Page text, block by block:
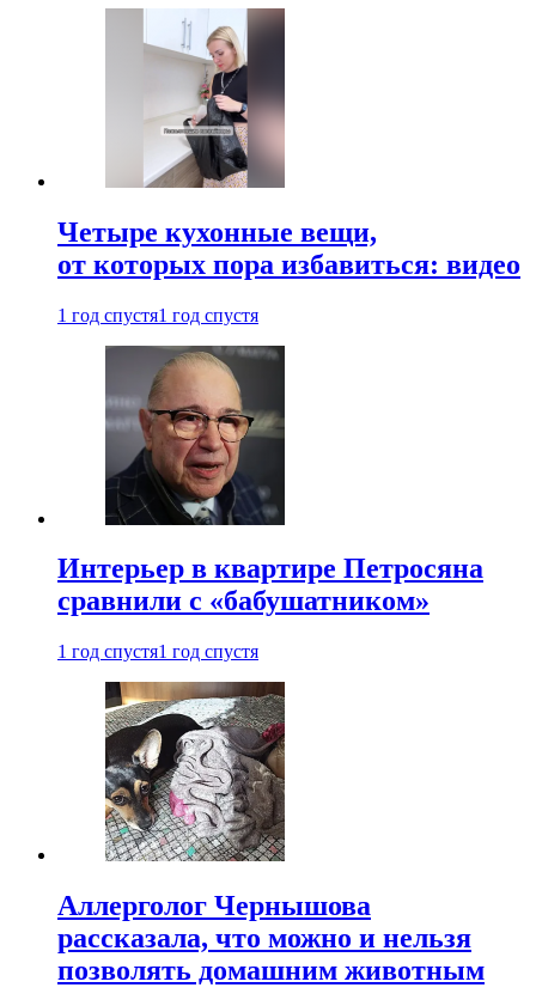
Четыре кухонные вещи,
от которых пора избавиться: видео
1 год спустя1 год спустя
Интерьер в квартире Петросяна
сравнили с «бабушатником»
1 год спустя1 год спустя
Аллерголог Чернышова
рассказала, что можно и нельзя
позволять домашним животным